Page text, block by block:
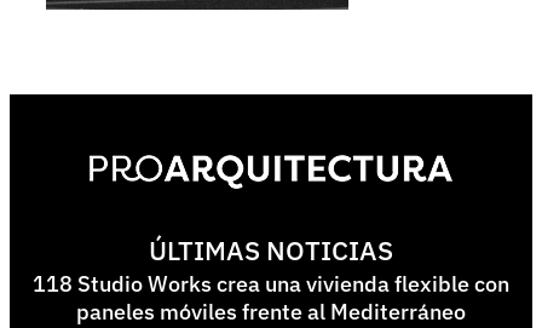
ÚLTIMAS NOTICIAS
118 Studio Works crea una vivienda flexible con
paneles móviles frente al Mediterráneo